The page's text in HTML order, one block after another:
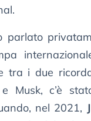
parlato
tra i due
Musk, c’è
nel 2021,